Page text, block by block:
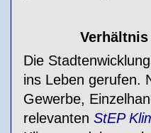
Die
ins Leben gerufen.
Gewerbe,
relevanten StEP